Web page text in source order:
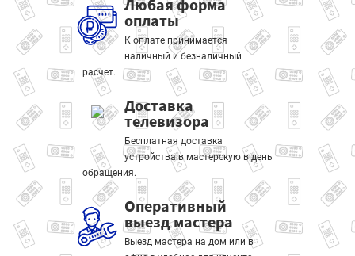
Любая форма
оплаты
К оплате принимается
наличный и безналичный
расчет.
Доставка
телевизора
Бесплатная доставка
устройства в мастерскую в день
обращения.
Оперативный
выезд мастера
Выезд мастера на дом или в